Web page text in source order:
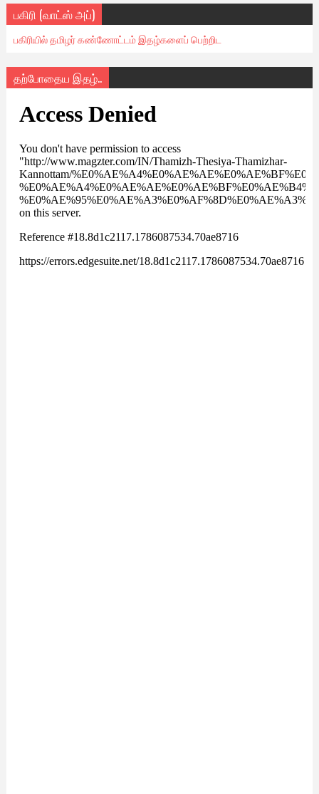
பகிரி (வாட்ஸ் அப்)
பகிரியில் தமிழர் கண்ணோட்டம் இதழ்களைப் பெற்றிட
தற்போதைய இதழ்..